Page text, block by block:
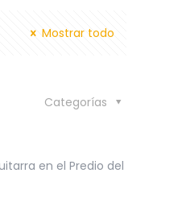
Mostrar todo
Categorías
en el Predio del